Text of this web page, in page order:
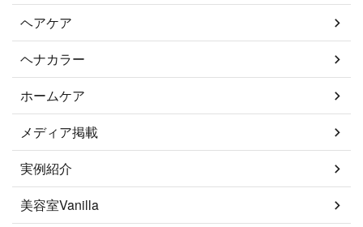
ヘアケア
ヘナカラー
ホームケア
メディア掲載
実例紹介
美容室Vanilla